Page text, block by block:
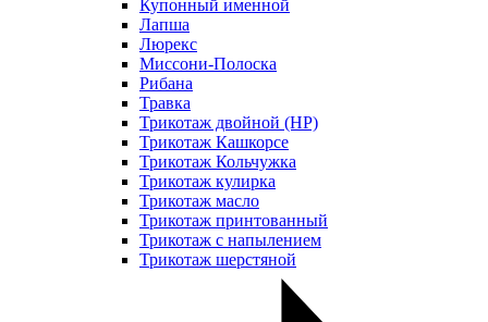
Купонный именной
Лапша
Люрекс
Миссони-Полоска
Рибана
Травка
Трикотаж двойной (НР)
Трикотаж Кашкорсе
Трикотаж Кольчужка
Трикотаж кулирка
Трикотаж масло
Трикотаж принтованный
Трикотаж с напылением
Трикотаж шерстяной